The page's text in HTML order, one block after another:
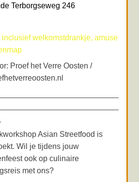
Terborgseweg 246
inclusief welkomstdrankje, amuse
Proef het Verre Oosten /
Asian Streetfood is
Wil je tijdens jouw
ook op culinaire
met ons?